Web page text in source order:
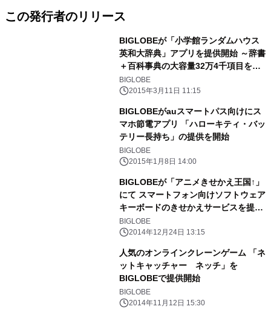
この発行者のリリース
BIGLOBEが「小学館ランダムハウス
英和大辞典」アプリを提供開始 ～辞書
＋百科事典の大容量32万4千項目を収
録～
BIGLOBE
2015年3月11日 11:15
BIGLOBEがauスマートパス向けにス
マホ節電アプリ 「ハローキティ・バッ
テリー長持ち」の提供を開始
BIGLOBE
2015年1月8日 14:00
BIGLOBEが「アニメきせかえ王国↑」
にて スマートフォン向けソフトウェア
キーボードのきせかえサービスを提供
開始
BIGLOBE
2014年12月24日 13:15
人気のオンラインクレーンゲーム 「ネ
ットキャッチャー ネッチ」を
BIGLOBEで提供開始
BIGLOBE
2014年11月12日 15:30